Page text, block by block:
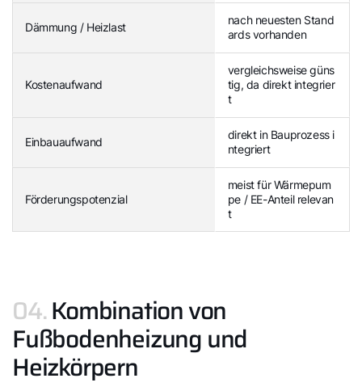
Dämmung / Heizlast
nach neuesten Stand
ards vorhanden
Kostenaufwand
vergleichsweise güns
tig, da direkt integrier
t
Einbauaufwand
direkt in Bauprozess i
ntegriert
Förderungspotenzial
meist für Wärmepum
pe / EE-Anteil relevan
t
04.Kombination von
Fußbodenheizung und
Heizkörpern